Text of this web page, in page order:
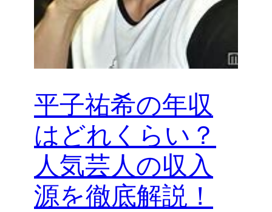
平子祐希の年収
はどれくらい？
人気芸人の収入
源を徹底解説！